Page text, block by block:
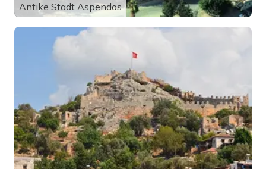
Antike Stadt Aspendos